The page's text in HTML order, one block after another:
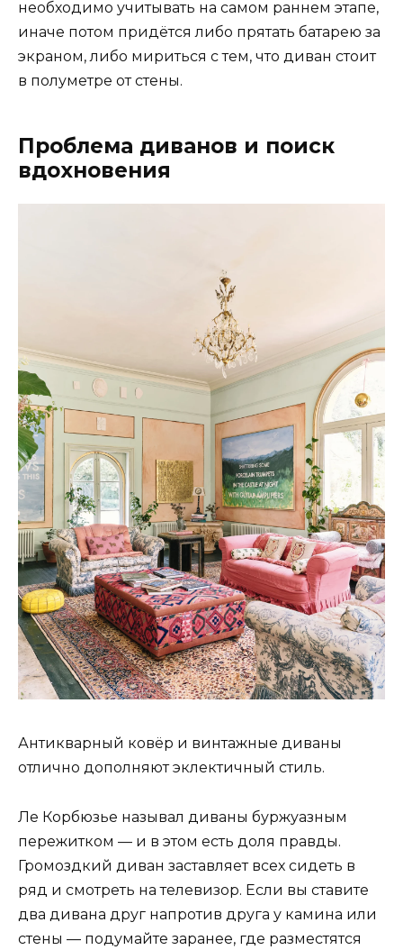
необходимо учитывать на самом раннем этапе,
иначе потом придётся либо прятать батарею за
экраном, либо мириться с тем, что диван стоит
в полуметре от стены.
Проблема диванов и поиск
вдохновения
Антикварный ковёр и винтажные диваны
отлично дополняют эклектичный стиль.
Ле Корбюзье называл диваны буржуазным
пережитком — и в этом есть доля правды.
Громоздкий диван заставляет всех сидеть в
ряд и смотреть на телевизор. Если вы ставите
два дивана друг напротив друга у камина или
стены — подумайте заранее, где разместятся